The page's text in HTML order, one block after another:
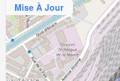
Mise À Jour